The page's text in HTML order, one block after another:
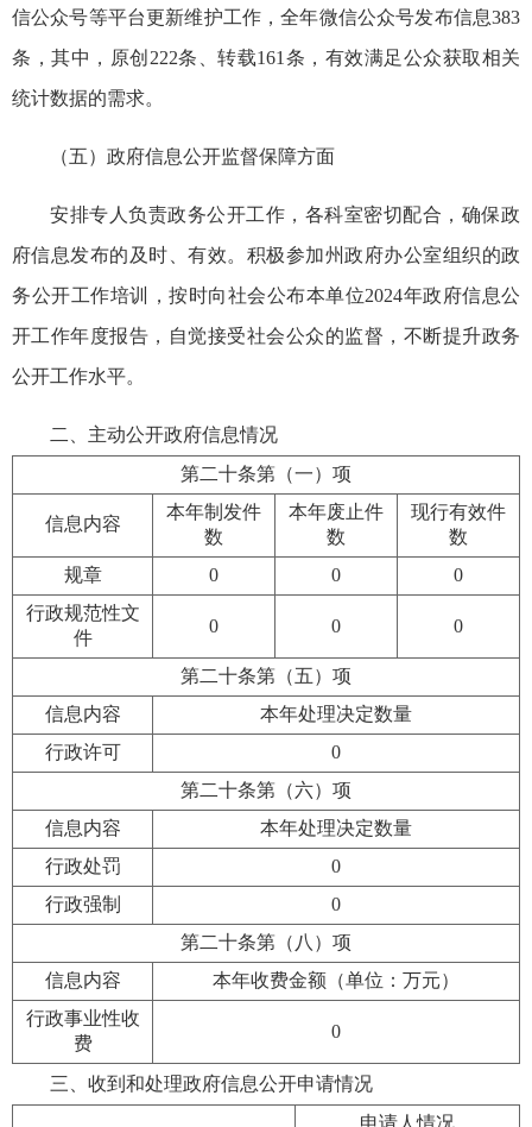
信公众号等平台更新维护工作，全年微信公众号发布信息383
条，其中，原创222条、转载161条，有效满足公众获取相关
统计数据的需求。
（五）政府信息公开监督保障方面
安排专人负责政务公开工作，各科室密切配合，确保政
府信息发布的及时、有效。积极参加州政府办公室组织的政
务公开工作培训，按时向社会公布本单位2024年政府信息公
开工作年度报告，自觉接受社会公众的监督，不断提升政务
公开工作水平。
二、主动公开政府信息情况
第二十条第（一）项
信息内容
本年制发件
数
本年废止件
数
现行有效件
数
规章
0 0
0
行政规范性文
件
0 0 0
第二十条第（五）项
信息内容
本年处理决定数量
行政许可
0
第二十条第（六）项
信息内容
本年处理决定数量
行政处罚
0
行政强制
0
第二十条第（八）项
信息内容
本年收费金额（单位：万元）
行政事业性收
费
0
三、收到和处理政府信息公开申请情况
申请人情况